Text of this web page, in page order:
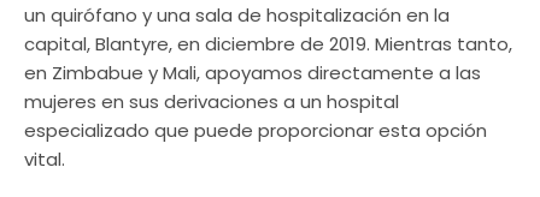
un quirófano y una sala de hospitalización en la
capital, Blantyre, en diciembre de 2019. Mientras tanto,
en Zimbabue y Mali, apoyamos directamente a las
mujeres en sus derivaciones a un hospital
especializado que puede proporcionar esta opción
vital.